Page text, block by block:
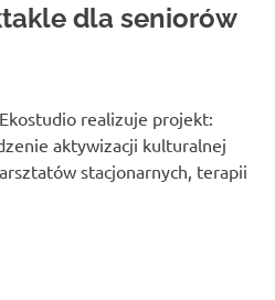
dla seniorów
realizuje projekt:
aktywizacji kulturalnej
stacjonarnych, terapii